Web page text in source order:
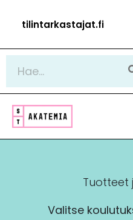
sisältöön
tilintarkastajat.fi
Tuotteet
Valitse